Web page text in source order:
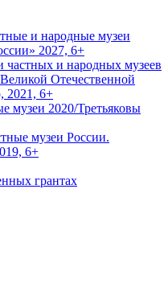
и народные музеи
2027, 6+
и народных музеев
Отечественной
2021, 6+
музеи 2020/Третьяковы
музеи России.
6+
грантах